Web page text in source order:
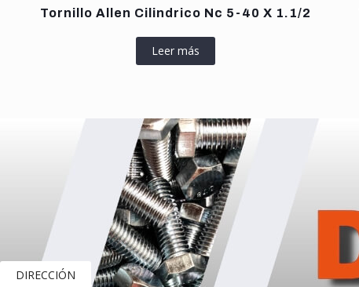
Tornillo Allen Cilindrico Nc 5-40 X 1.1/2
Leer más
DIRECCIÓN